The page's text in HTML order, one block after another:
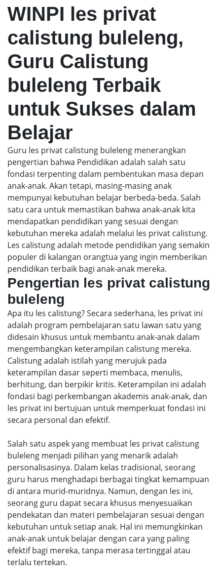
WINPI les privat
calistung buleleng,
Guru Calistung
buleleng Terbaik
untuk Sukses dalam
Belajar
Guru les privat calistung buleleng menerangkan
pengertian bahwa Pendidikan adalah salah satu
fondasi terpenting dalam pembentukan masa depan
anak-anak. Akan tetapi, masing-masing anak
mempunyai kebutuhan belajar berbeda-beda. Salah
satu cara untuk memastikan bahwa anak-anak kita
mendapatkan pendidikan yang sesuai dengan
kebutuhan mereka adalah melalui les privat calistung.
Les calistung adalah metode pendidikan yang semakin
populer di kalangan orangtua yang ingin memberikan
pendidikan terbaik bagi anak-anak mereka.
Pengertian les privat calistung
buleleng
Apa itu les calistung? Secara sederhana, les privat ini
adalah program pembelajaran satu lawan satu yang
didesain khusus untuk membantu anak-anak dalam
mengembangkan keterampilan calistung mereka.
Calistung adalah istilah yang merujuk pada
keterampilan dasar seperti membaca, menulis,
berhitung, dan berpikir kritis. Keterampilan ini adalah
fondasi bagi perkembangan akademis anak-anak, dan
les privat ini bertujuan untuk memperkuat fondasi ini
secara personal dan efektif.
Salah satu aspek yang membuat les privat calistung
buleleng menjadi pilihan yang menarik adalah
personalisasinya. Dalam kelas tradisional, seorang
guru harus menghadapi berbagai tingkat kemampuan
di antara murid-muridnya. Namun, dengan les ini,
seorang guru dapat secara khusus menyesuaikan
pendekatan dan materi pembelajaran sesuai dengan
kebutuhan untuk setiap anak. Hal ini memungkinkan
anak-anak untuk belajar dengan cara yang paling
efektif bagi mereka, tanpa merasa tertinggal atau
terlalu tertekan.